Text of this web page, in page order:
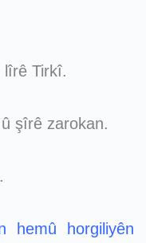
lîrê Tirkî.
şîrê zarokan.
hemû horgiliyên